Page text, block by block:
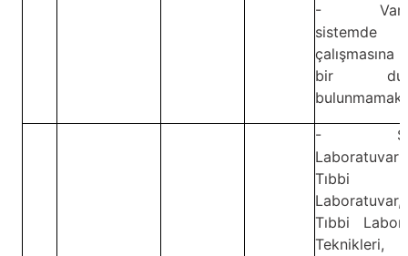
-
sistemde
çalışmasına
bir
bulunmamak.
-
Laboratuvarı,
Tıbbi
Laboratuvar,
Tıbbi
Teknikleri,